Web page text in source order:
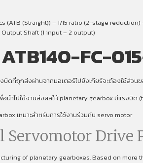
(ATB (Straight)) – 1/15 ratio (2-stage
Shaft (1 input – 2 output)
FC-
ดที่ถูกส่งผ่านจากมอเตอร์ไปยังเกียร์จะต้องใช้ส่ว
าไปใช้งานส่งผลให้ planetary gearbox มีแรงบิด
เหมาะสำหรับการใช้งานร่วมกับ servo motor
Servomotor
of planetary gearboxes. Based on